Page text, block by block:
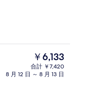
フロント
現
在
の
￥6,133
合計 ￥7,420
8 月 12 日 ～ 8 月 13 日